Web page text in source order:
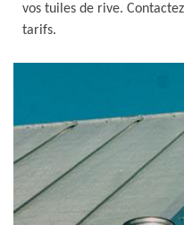
vos tuiles de rive.
tarifs.